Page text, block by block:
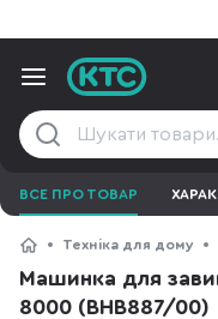
ВСЕ ПРО ТОВАР
Техніка для дому
Машинка для
8000 (BHB887/00)